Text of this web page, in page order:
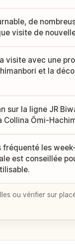
de
visite de
visite avec une
et la
sur la ligne JR
Collina Ōmi-
les
est conseillée
ou vérifier sur